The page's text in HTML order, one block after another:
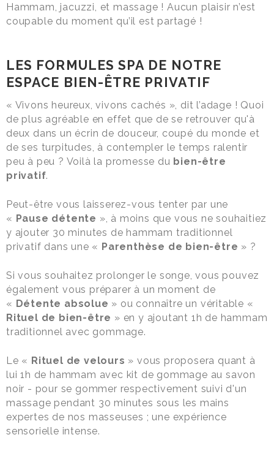
Hammam, jacuzzi, et massage ! Aucun plaisir n’est
coupable du moment qu’il est partagé !
LES FORMULES SPA DE NOTRE
ESPACE BIEN-ÊTRE PRIVATIF
« Vivons heureux, vivons cachés », dit l’adage ! Quoi
de plus agréable en effet que de se retrouver qu'à
deux dans un écrin de douceur, coupé du monde et
de ses turpitudes, à contempler le temps ralentir
peu à peu ? Voilà la promesse du bien-être
privatif.
Peut-être vous laisserez-vous tenter par une
« Pause détente », à moins que vous ne souhaitiez
y ajouter 30 minutes de hammam traditionnel
privatif dans une « Parenthèse de bien-être » ?
Si vous souhaitez prolonger le songe, vous pouvez
également vous préparer à un moment de
« Détente absolue » ou connaître un véritable «
Rituel de bien-être » en y ajoutant 1h de hammam
traditionnel avec gommage.
Le « Rituel de velours » vous proposera quant à
lui 1h de hammam avec kit de gommage au savon
noir - pour se gommer respectivement suivi d'un
massage pendant 30 minutes sous les mains
expertes de nos masseuses ; une expérience
sensorielle intense.